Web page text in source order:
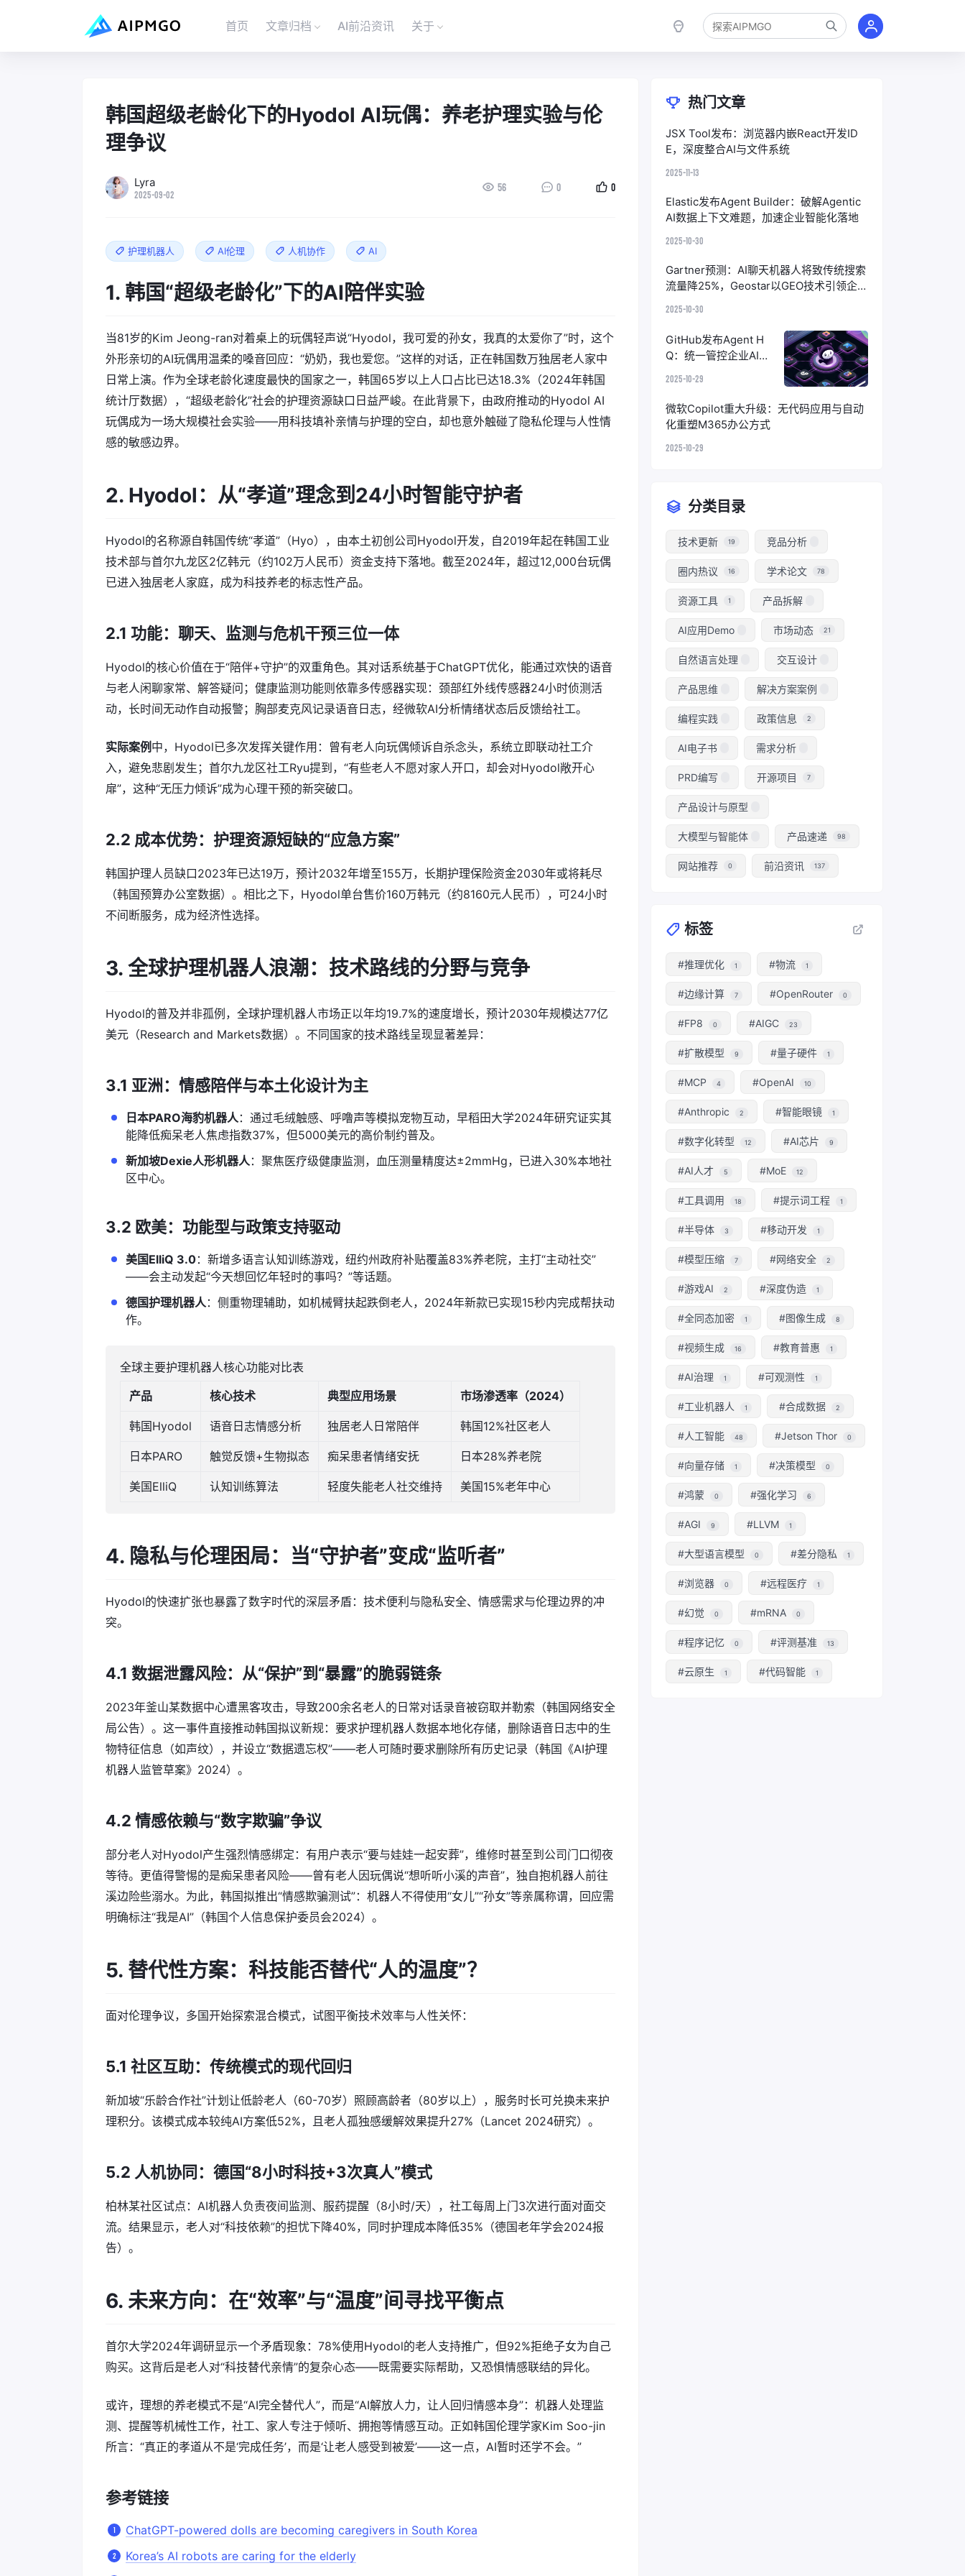
首页 文章归档 AI前沿资讯 关于
韩国超级老龄化下的Hyodol AI玩偶：养老护理实验与伦
理争议
Lyra
2025-09-02
56 0 0
护理机器人 AI伦理 人机协作 AI
1. 韩国“超级老龄化”下的AI陪伴实验
当81岁的Kim Jeong-ran对着桌上的玩偶轻声说“Hyodol，我可爱的孙女，我真的太爱你了”时，这个
外形亲切的AI玩偶用温柔的嗓音回应：“奶奶，我也爱您。”这样的对话，正在韩国数万独居老人家中
日常上演。作为全球老龄化速度最快的国家之一，韩国65岁以上人口占比已达18.3%（2024年韩国
统计厅数据），“超级老龄化”社会的护理资源缺口日益严峻。在此背景下，由政府推动的Hyodol AI
玩偶成为一场大规模社会实验——用科技填补亲情与护理的空白，却也意外触碰了隐私伦理与人性情
感的敏感边界。
2. Hyodol：从“孝道”理念到24小时智能守护者
Hyodol的名称源自韩国传统“孝道”（Hyo），由本土初创公司Hyodol开发，自2019年起在韩国工业
技术部与首尔九龙区2亿韩元（约102万人民币）资金支持下落地。截至2024年，超过12,000台玩偶
已进入独居老人家庭，成为科技养老的标志性产品。
2.1 功能：聊天、监测与危机干预三位一体
Hyodol的核心价值在于“陪伴+守护”的双重角色。其对话系统基于ChatGPT优化，能通过欢快的语音
与老人闲聊家常、解答疑问；健康监测功能则依靠多传感器实现：颈部红外线传感器24小时侦测活
动，长时间无动作自动报警；胸部麦克风记录语音日志，经微软AI分析情绪状态后反馈给社工。
实际案例 中，Hyodol已多次发挥关键作用：曾有老人向玩偶倾诉自杀念头，系统立即联动社工介
入，避免悲剧发生；首尔九龙区社工Ryu提到，“有些老人不愿对家人开口，却会对Hyodol敞开心
扉”，这种“无压力倾诉”成为心理干预的新突破口。
2.2 成本优势：护理资源短缺的“应急方案”
韩国护理人员缺口2023年已达19万，预计2032年增至155万，长期护理保险资金2030年或将耗尽
（韩国预算办公室数据）。相比之下，Hyodol单台售价160万韩元（约8160元人民币），可24小时
不间断服务，成为经济性选择。
3. 全球护理机器人浪潮：技术路线的分野与竞争
Hyodol的普及并非孤例，全球护理机器人市场正以年均19.7%的速度增长，预计2030年规模达77亿
美元（Research and Markets数据）。不同国家的技术路线呈现显著差异：
3.1 亚洲：情感陪伴与本土化设计为主
日本PARO海豹机器人：通过毛绒触感、呼噜声等模拟宠物互动，早稻田大学2024年研究证实其
能降低痴呆老人焦虑指数37%，但5000美元的高价制约普及。
新加坡Dexie人形机器人：聚焦医疗级健康监测，血压测量精度达±2mmHg，已进入30%本地社
区中心。
3.2 欧美：功能型与政策支持驱动
美国ElliQ 3.0：新增多语言认知训练游戏，纽约州政府补贴覆盖83%养老院，主打“主动社交”
——会主动发起“今天想回忆年轻时的事吗？”等话题。
德国护理机器人：侧重物理辅助，如机械臂扶起跌倒老人，2024年新款已实现15秒内完成帮扶动
作。
全球主要护理机器人核心功能对比表
产品
核心技术 典型应用场景 市场渗透率（2024）
韩国Hyodol 语音日志情感分析 独居老人日常陪伴 韩国12%社区老人
日本PARO 触觉反馈+生物拟态 痴呆患者情绪安抚 日本28%养老院
美国ElliQ 认知训练算法 轻度失能老人社交维持 美国15%老年中心
4. 隐私与伦理困局：当“守护者”变成“监听者”
Hyodol的快速扩张也暴露了数字时代的深层矛盾：技术便利与隐私安全、情感需求与伦理边界的冲
突。
4.1 数据泄露风险：从“保护”到“暴露”的脆弱链条
2023年釜山某数据中心遭黑客攻击，导致200余名老人的日常对话录音被窃取并勒索（韩国网络安全
局公告）。这一事件直接推动韩国拟议新规：要求护理机器人数据本地化存储，删除语音日志中的生
物特征信息（如声纹），并设立“数据遗忘权”——老人可随时要求删除所有历史记录（韩国《AI护理
机器人监管草案》2024）。
4.2 情感依赖与“数字欺骗”争议
部分老人对Hyodol产生强烈情感绑定：有用户表示“要与娃娃一起安葬”，维修时甚至到公司门口彻夜
等待。更值得警惕的是痴呆患者风险——曾有老人因玩偶说“想听听小溪的声音”，独自抱机器人前往
溪边险些溺水。为此，韩国拟推出“情感欺骗测试”：机器人不得使用“女儿”“孙女”等亲属称谓，回应需
明确标注“我是AI”（韩国个人信息保护委员会2024）。
5. 替代性方案：科技能否替代“人的温度”？
面对伦理争议，多国开始探索混合模式，试图平衡技术效率与人性关怀：
5.1 社区互助：传统模式的现代回归
新加坡“乐龄合作社”计划让低龄老人（60-70岁）照顾高龄者（80岁以上），服务时长可兑换未来护
理积分。该模式成本较纯AI方案低52%，且老人孤独感缓解效果提升27%（Lancet 2024研究）。
5.2 人机协同：德国“8小时科技+3次真人”模式
柏林某社区试点：AI机器人负责夜间监测、服药提醒（8小时/天），社工每周上门3次进行面对面交
流。结果显示，老人对“科技依赖”的担忧下降40%，同时护理成本降低35%（德国老年学会2024报
告）。
6. 未来方向：在“效率”与“温度”间寻找平衡点
首尔大学2024年调研显示一个矛盾现象：78%使用Hyodol的老人支持推广，但92%拒绝子女为自己
购买。这背后是老人对“科技替代亲情”的复杂心态——既需要实际帮助，又恐惧情感联结的异化。
或许，理想的养老模式不是“AI完全替代人”，而是“AI解放人力，让人回归情感本身”：机器人处理监
测、提醒等机械性工作，社工、家人专注于倾听、拥抱等情感互动。正如韩国伦理学家Kim Soo-jin
所言：“真正的孝道从不是‘完成任务’，而是‘让老人感受到被爱’——这一点，AI暂时还学不会。”
参考链接
ChatGPT-powered dolls are becoming caregivers in South Korea
Korea’s AI robots are caring for the elderly
热门文章
JSX Tool发布：浏览器内嵌React开发ID
E，深度整合AI与文件系统
2025-11-13
Elastic发布Agent Builder：破解Agentic
AI数据上下文难题，加速企业智能化落地
2025-10-30
Gartner预测：AI聊天机器人将致传统搜索
流量降25%，Geostar以GEO技术引领企
2025-10-30
GitHub发布Agent H
Q：统一管控企业AI编
境
2025-10-29
微软Copilot重大升级：无代码应用与自动
化重塑M365办公方式
2025-10-29
分类目录
技术更新 19 竞品分析
圈内热议 16 学术论文 78
资源工具 1 产品拆解
AI应用Demo 市场动态 21
自然语言处理 交互设计
产品思维 解决方案案例
编程实践 政策信息 2
AI电子书 需求分析
PRD编写 开源项目 7
产品设计与原型
大模型与智能体 产品速递 98
网站推荐 0 前沿资讯 137
标签
#推理优化 1 #物流 1
#边缘计算 7 #OpenRouter 0
#FP8 0 #AIGC 23
#扩散模型 9 #量子硬件 1
#MCP 4 #OpenAI 10
#Anthropic 2 #智能眼镜 1
#数字化转型 12 #AI芯片 9
#AI人才 5 #MoE 12
#工具调用 18 #提示词工程 1
#半导体 3 #移动开发 1
#模型压缩 7 #网络安全 2
#游戏AI 2 #深度伪造 1
#全同态加密 1 #图像生成 8
#视频生成 16 #教育普惠 1
#AI治理 1 #可观测性 1
#工业机器人 1 #合成数据 2
#人工智能 48 #Jetson Thor 0
#向量存储 1 #决策模型 0
#鸿蒙 0 #强化学习 6
#AGI 9 #LLVM 1
#大型语言模型 0 #差分隐私 1
#浏览器 0 #远程医疗 1
#幻觉 0 #mRNA 0
#程序记忆 0 #评测基准 13
#云原生 1 #代码智能 1